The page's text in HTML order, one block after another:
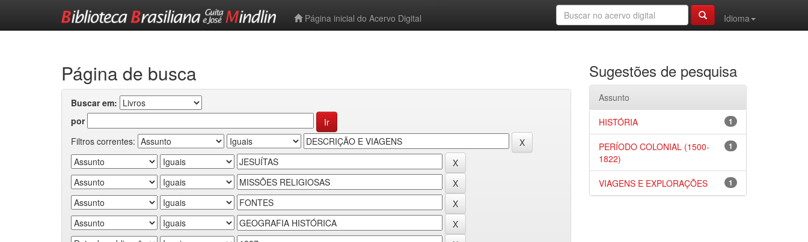
Página inicial do Acervo Digital
Idioma
Página de busca
Buscar em:
por
Filtros correntes:
Sugestões de pesquisa
Assunto
1
HISTÓRIA
1
PERÍODO COLONIAL (1500-
1822)
1
VIAGENS E EXPLORAÇÕES